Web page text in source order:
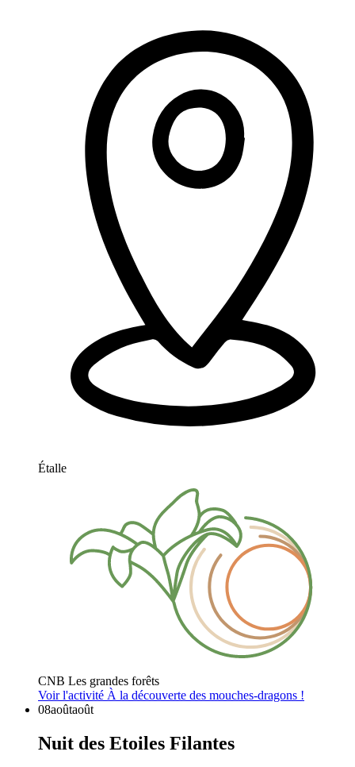
Étalle
CNB Les grandes forêts
Voir l'activité À la découverte des mouches-dragons !
08aoûtaoût
Nuit des Etoiles Filantes